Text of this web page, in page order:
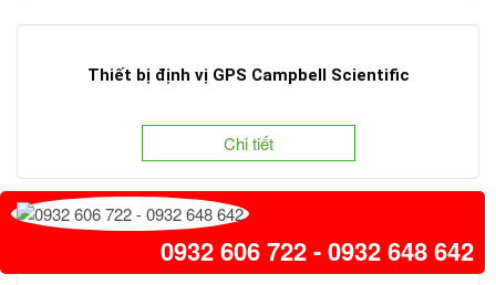
Thiết bị định vị GPS Campbell Scientific
Chi tiết
Máy đo tốc độ gió Campbell
0932 606 722 - 0932 648 642